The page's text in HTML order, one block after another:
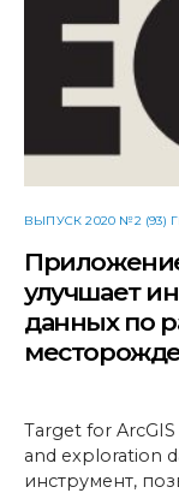
ВЫПУСК 2020 №2 (93)
улучшает
данных по
Target for
and exploration
инструмент,